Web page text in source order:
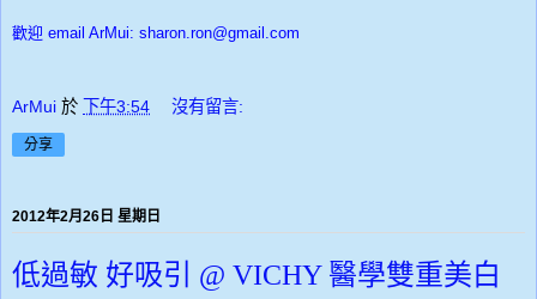
歡迎 email ArMui: sharon.ron@gmail.com
ArMui 於 下午3:54 沒有留言:
分享
2012年2月26日 星期日
低過敏 好吸引 @ VICHY 醫學雙重美白